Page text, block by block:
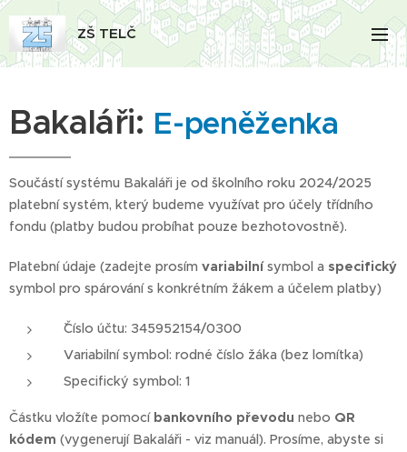
ZŠ TELČ
Bakaláři: E-peněženka
Součástí systému Bakaláři je od školního roku 2024/2025
platební systém, který budeme využívat pro účely třídního
fondu (platby budou probíhat pouze bezhotovostně).
Platební údaje (zadejte prosím variabilnísymbol a specifický
symbol pro spárování s konkrétním žákem a účelem platby)
ˇČíslo účtu: 345952154/0300
Variabilní symbol: rodné číslo žáka (bez lomítka)
Specifický symbol: 1
Částku vložíte pomocí bankovního převodu nebo QR
kódem (vygenerují Bakaláři - viz manuál). Prosíme, abyste si